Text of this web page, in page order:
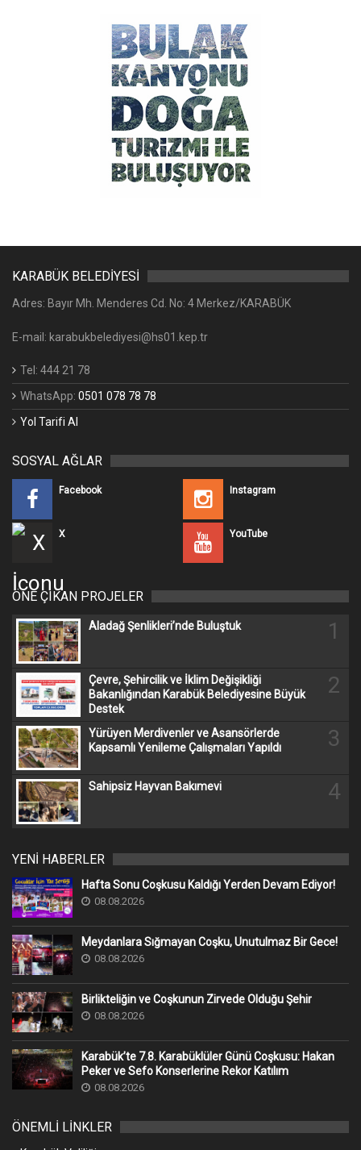
KARABÜK BELEDİYESİ
Adres: Bayır Mh. Menderes Cd. No: 4 Merkez/KARABÜK
E-mail: karabukbelediyesi@hs01.kep.tr
Tel: 444 21 78
WhatsApp: 0501 078 78 78
Yol Tarifi Al
SOSYAL AĞLAR
Facebook Instagram
X YouTube
ÖNE ÇIKAN PROJELER
Aladağ Şenlikleri’nde Buluştuk 1
Çevre, Şehircilik ve İklim Değişikliği
Bakanlığından Karabük Belediyesine Büyük
Destek
2
Yürüyen Merdivenler ve Asansörlerde
Kapsamlı Yenileme Çalışmaları Yapıldı
3
Sahipsiz Hayvan Bakımevi 4
YENİ HABERLER
Hafta Sonu Coşkusu Kaldığı Yerden Devam Ediyor!
08.08.2026
Meydanlara Sığmayan Coşku, Unutulmaz Bir Gece!
08.08.2026
Birlikteliğin ve Coşkunun Zirvede Olduğu Şehir
08.08.2026
Karabük’te 7.8. Karabüklüler Günü Coşkusu: Hakan
Peker ve Sefo Konserlerine Rekor Katılım
08.08.2026
ÖNEMLİ LİNKLER